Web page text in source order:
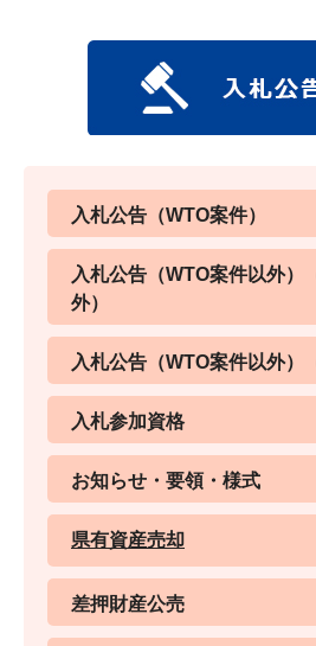
入札公告（WTO案件）
入札公告（WTO案件以外）
外）
入札公告（WTO案件以外）
入札参加資格
お知らせ・要領・様式
県有資産売却
差押財産公売